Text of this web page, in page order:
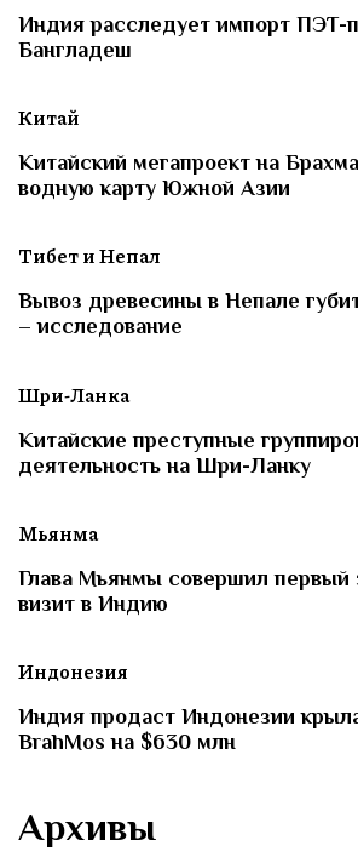
Индия расследует импорт ПЭТ-
Бангладеш
Китай
Китайский мегапроект на
водную карту Южной Азии
Тибет и Непал
Вывоз древесины в Непале
– исследование
Шри-Ланка
Китайские преступные
деятельность на Шри-Ланку
Мьянма
Глава Мьянмы совершил первый
визит в Индию
Индонезия
Индия продаст Индонезии
BrahMos на $630 млн
Архивы